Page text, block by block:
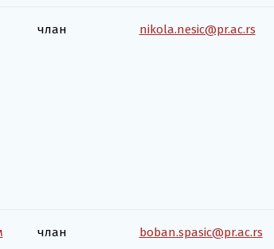
члан nikola.nesic@pr.ac.rs
члан boban.spasic@pr.ac.rs